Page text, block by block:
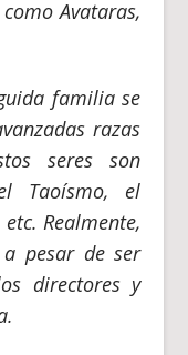
Avataras,
familia se
razas
seres son
Taoísmo, el
Realmente,
a pesar de ser
directores y